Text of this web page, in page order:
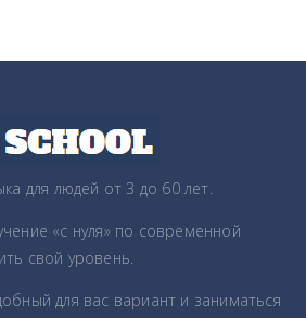
для людей от 3 до 60 лет.
«с нуля» по современной
свой уровень.
для вас вариант и заниматься